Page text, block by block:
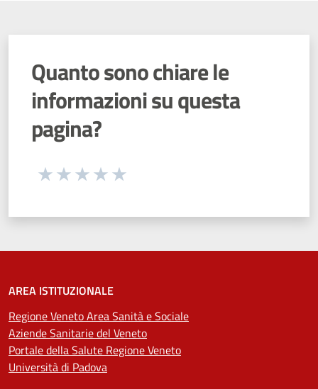
Quanto sono chiare le
informazioni su questa
pagina?
Seleziona una valutazione da 1 a 5 stelle
AREA ISTITUZIONALE
Regione Veneto Area Sanità e Sociale
Aziende Sanitarie del Veneto
Portale della Salute Regione Veneto
Università di Padova